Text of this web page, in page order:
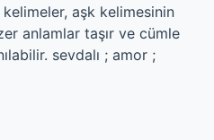
aşk kelimesinin
anlamlar taşır ve cümle
sevdalı ; amor ;